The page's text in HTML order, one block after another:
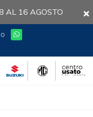
AL 16 AGOSTO